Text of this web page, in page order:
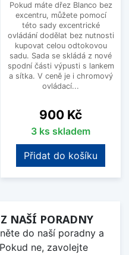
Pokud máte dřez Blanco bez
excentru, můžete pomocí
této sady excentrické
ovládání dodělat bez nutnosti
kupovat celou odtokovou
sadu. Sada se skládá z nové
spodní části výpusti s lankem
a sítka. V ceně je i chromový
ovládací...
Cena
900 Kč
3 ks skladem
Přidat do košíku
NAŠÍ PORADNY
do naší poradny a
ne, zavolejte